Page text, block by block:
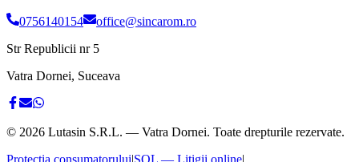
0756140154
office@sincarom.ro
Str Republicii nr 5
Vatra Dornei, Suceava
© 2026 Lutasin S.R.L. — Vatra Dornei. Toate drepturile rezervate.
Protecția consumatorului|SOL — Litigii online|